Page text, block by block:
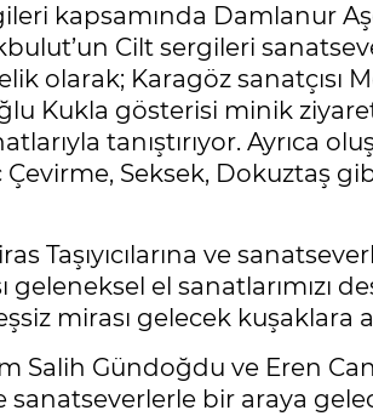
kapsamında Damlanur
Cilt sergileri
olarak; Karagöz sanatçısı
Kukla gösterisi minik
tanıştırıyor. Ayrıca
Seksek, Dokuztaş
Taşıyıcılarına ve
geleneksel el sanatlarımızı
mirası gelecek kuşaklara
Salih Gündoğdu ve Eren Can
sanatseverlerle bir araya